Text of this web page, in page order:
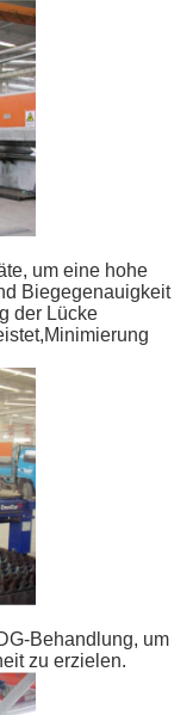
um eine hohe
Biegegenauigkeit
der Lücke
Behandlung, um
zu erzielen.